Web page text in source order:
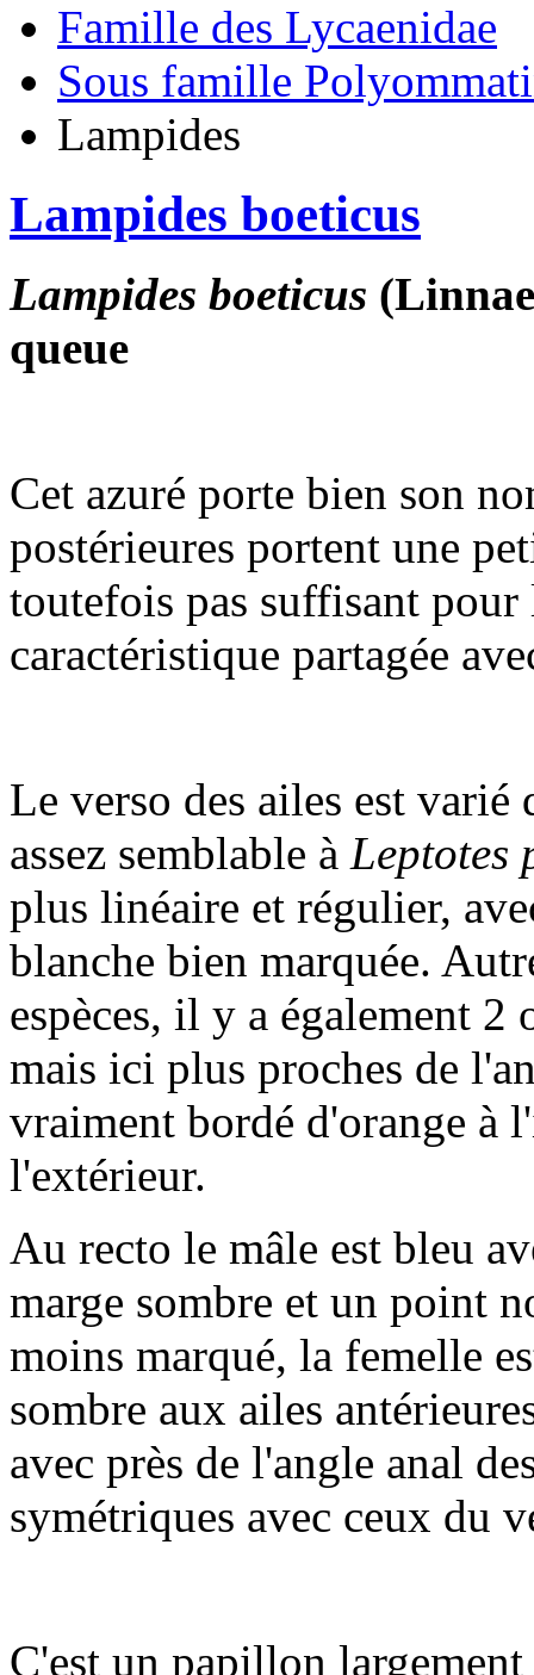
Famille des Lycaenidae
Sous famille
Lampides
Lampides boeticus
Lampides boeticus
queue
Cet azuré porte bien son
postérieures portent une
toutefois pas suffisant
caractéristique partagée
Le verso des ailes est
assez semblable à Leptotes
plus linéaire et régulier,
blanche bien marquée.
espèces, il y a également
mais ici plus proches de
vraiment bordé d'orange à
l'extérieur.
Au recto le mâle est bleu
marge sombre et un point
moins marqué, la femelle
sombre aux ailes
avec près de l'angle anal
symétriques avec ceux du
C'est un papillon